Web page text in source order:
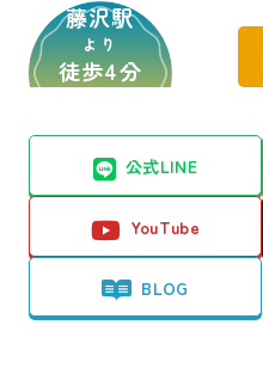
藤沢駅
より
徒歩4分
公式LINE
YouTube
BLOG